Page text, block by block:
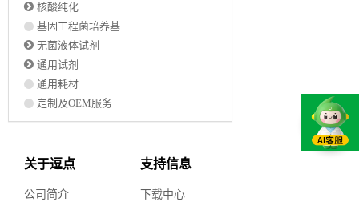
核酸纯化
基因工程菌培养基
无菌液体试剂
通用试剂
通用耗材
定制及OEM服务
关于逗点
公司简介
支持信息
下载中心